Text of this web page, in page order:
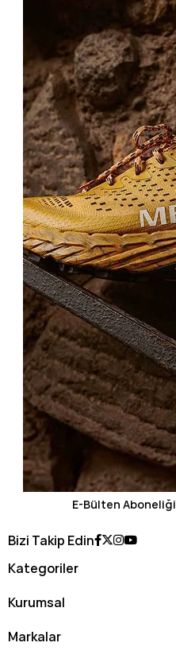
E-Bülten Aboneliği
Bizi Takip Edin
Kategoriler
Kurumsal
Markalar